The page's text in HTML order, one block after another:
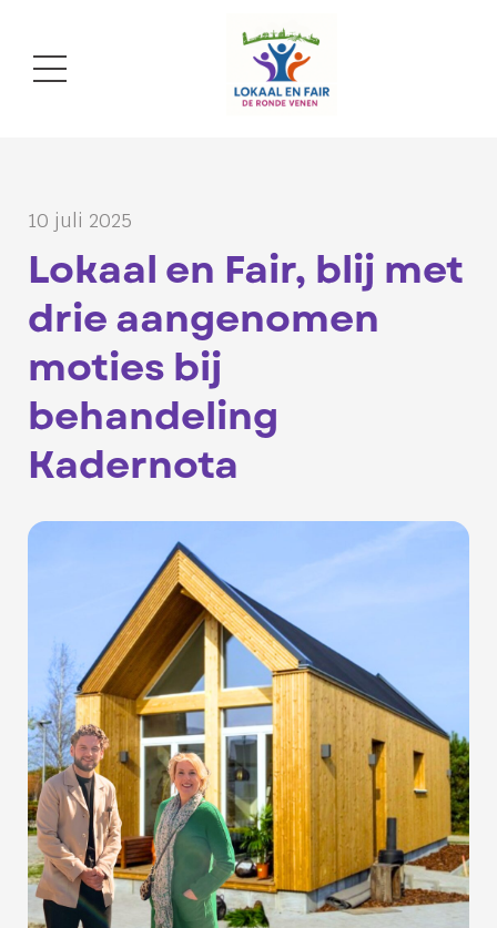
10 juli 2025
Lokaal en Fair, blij met
drie aangenomen
moties bij
behandeling
Kadernota